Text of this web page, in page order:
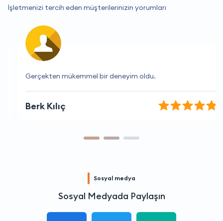
İşletmenizi tercih eden müşterilerinizin yorumları
Gerçekten mükemmel bir deneyim oldu.
Berk Kılıç
Sosyal medya
Sosyal Medyada Paylaşın